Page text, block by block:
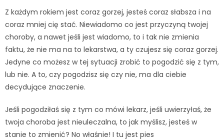
Z każdym rokiem jest coraz gorzej, jesteś coraz słabsza i na
coraz mniej cię stać. Niewiadomo co jest przyczyną twojej
choroby, a nawet jeśli jest wiadomo, to i tak nie zmienia
faktu, że nie ma na to lekarstwa, a ty czujesz się coraz gorzej.
Jedyne co możesz w tej sytuacji zrobić to pogodzić się z tym,
lub nie. A to, czy pogodzisz się czy nie, ma dla ciebie
decydujące znaczenie.
Jeśli pogodziłaś się z tym co mówi lekarz, jeśli uwierzyłaś, że
twoja choroba jest nieuleczalna, to jak myślisz, jesteś w
stanie to zmienić? No właśnie! I tu jest pies